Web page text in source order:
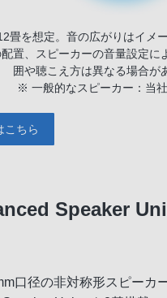
畳を想定。音の広がりはイメ
配置、スピーカーの音量設定に
囲や聴こえ方は異なる場合が
※ 一般的なスピーカー：当
こちら
Speaker
口径の非対称形スピーカ